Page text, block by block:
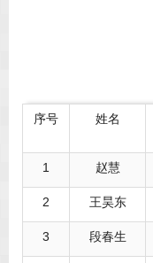
序号 姓名
1 赵慧
2 王昊东
3 段春生